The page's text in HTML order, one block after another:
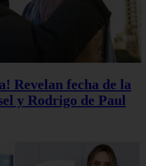
Revelan fecha de la
y Rodrigo de Paul